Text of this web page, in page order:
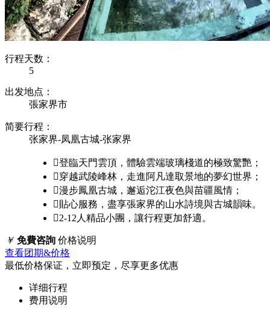
行程天数：
5
出发地点：
張家界市
简要行程：
张家界-凤凰古城-张家界
登臨天門雲頂，體驗雲端玻璃棧道的極致驚艷；
穿越武陵峰林，走進阿凡達取景地的夢幻世界；
漫步鳳凰古城，邂逅沱江夜色與苗疆風情；
貼心服務，盡享張家界的山水詩境與古城韻味。
2-12人精品小團，讓行程更加舒適。
￥ 免費咨詢 价格说明
查看团期&价格
最低价格保证，立即预定，尽享更多优惠
详细行程
费用说明